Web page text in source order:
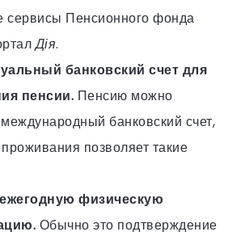
сервисы Пенсионного фонда
Дія.
банковский счет для
пенсии. Пенсию можно
банковский счет,
позволяет такие
физическую
Обычно это подтверждение